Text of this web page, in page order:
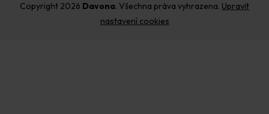
Copyright 2026 Davona. Všechna práva vyhrazena. Upravit
nastavení cookies